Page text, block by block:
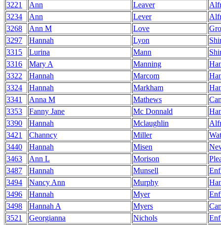
3221
Ann Leaver
3234
Ann Lever
3268
Ann M Love
3297
Hannah Lyon
3315
Lurina Mann
3316
Mary A Manning
3322
Hannah Marcom
3324
Hannah Markham
3341
Anna M Mathews
3353
Fanny Jane Mc Donnald
3390
Hannah Mclaughlin
3421
Channcy Miller
3440
Hannah Misen
3463
Ann L Morison
3487
Hannah Munsell
3494
Nancy Ann Murphy
3496
Hannah Myer
3498
Hannah A Myers
3521
Georgianna Nichols